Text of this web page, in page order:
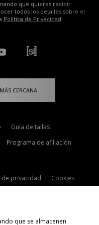
que quieres recibir
todos los detalles sobre el
Política de Privacidad.
CERCANA
Guía de tallas
Programa de afiliación
de privacidad
Cookies
que se almacenen